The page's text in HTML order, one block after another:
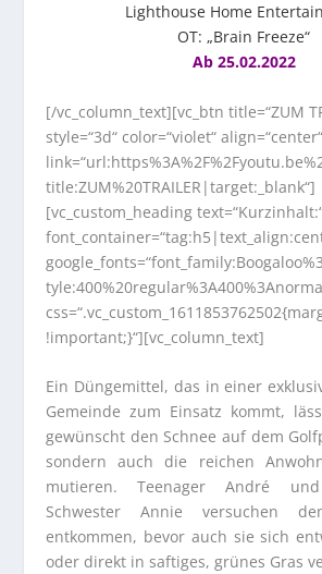
Lighthouse Home
OT: „Brain Freeze“
Ab 25.02.2022
[/vc_column_text][vc_btn title=“ZUM
style=“3d“ color=“violet“ align=“center“
title:ZUM%20TRAILER|target:_blank“]
[vc_custom_heading
!important;}“][vc_column_text]
Ein Düngemittel, das in einer
Gemeinde zum Einsatz kommt,
gewünscht den Schnee auf dem
sondern auch die reichen
mutieren. Teenager André
Schwester Annie versuchen
entkommen, bevor auch sie sich
oder direkt in saftiges, grünes Gras